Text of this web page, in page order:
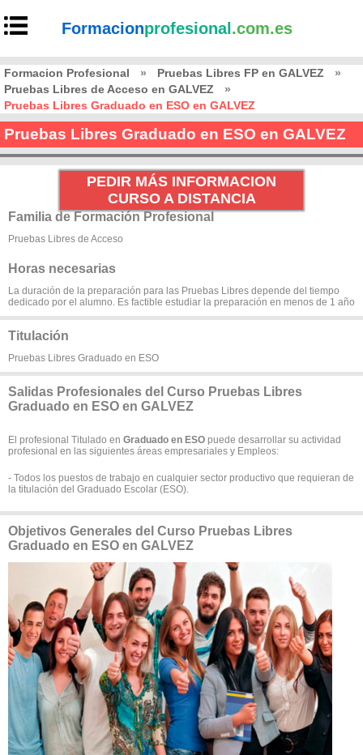
Formacionprofesional .com.es
Formacion Profesional » Pruebas Libres FP en GALVEZ
»
Pruebas Libres de Acceso en GALVEZ
»
Pruebas Libres Graduado en ESO en GALVEZ
Pruebas Libres Graduado en ESO en GALVEZ
PEDIR MÁS INFORMACION
CURSO A DISTANCIA
Familia de Formación Profesional
Pruebas Libres de Acceso
Horas necesarias
La duración de la preparación para las Pruebas Libres depende del tiempo
dedicado por el alumno. Es factible estudiar la preparación en menos de 1 año
Titulación
Pruebas Libres Graduado en ESO
Salidas Profesionales del Curso Pruebas Libres
Graduado en ESO en GALVEZ
El profesional Titulado en Graduado en ESO puede desarrollar su actividad
profesional en las siguientes áreas empresariales y Empleos:
- Todos los puestos de trabajo en cualquier sector productivo que requieran de
la titulación del Graduado Escolar (ESO).
Objetivos Generales del Curso Pruebas Libres
Graduado en ESO en GALVEZ